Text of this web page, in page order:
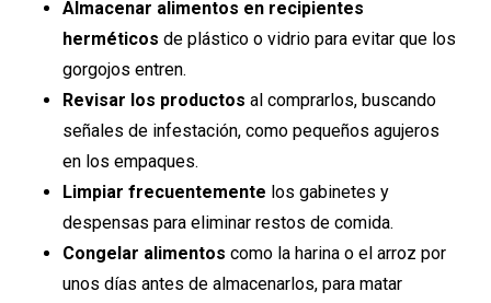
Almacenar alimentos en recipientes
herméticos de plástico o vidrio para evitar que los
gorgojos entren.
Revisar los productos al comprarlos, buscando
señales de infestación, como pequeños agujeros
en los empaques.
Limpiar frecuentemente los gabinetes y
despensas para eliminar restos de comida.
Congelar alimentos como la harina o el arroz por
unos días antes de almacenarlos, para matar